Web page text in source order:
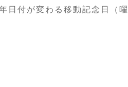
日付が変わる移動記念日（曜